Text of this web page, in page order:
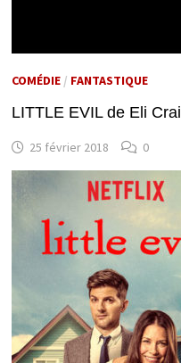
COMÉDIE/ FANTASTIQUE
LITTLE EVIL de Eli
25 février 2018 0